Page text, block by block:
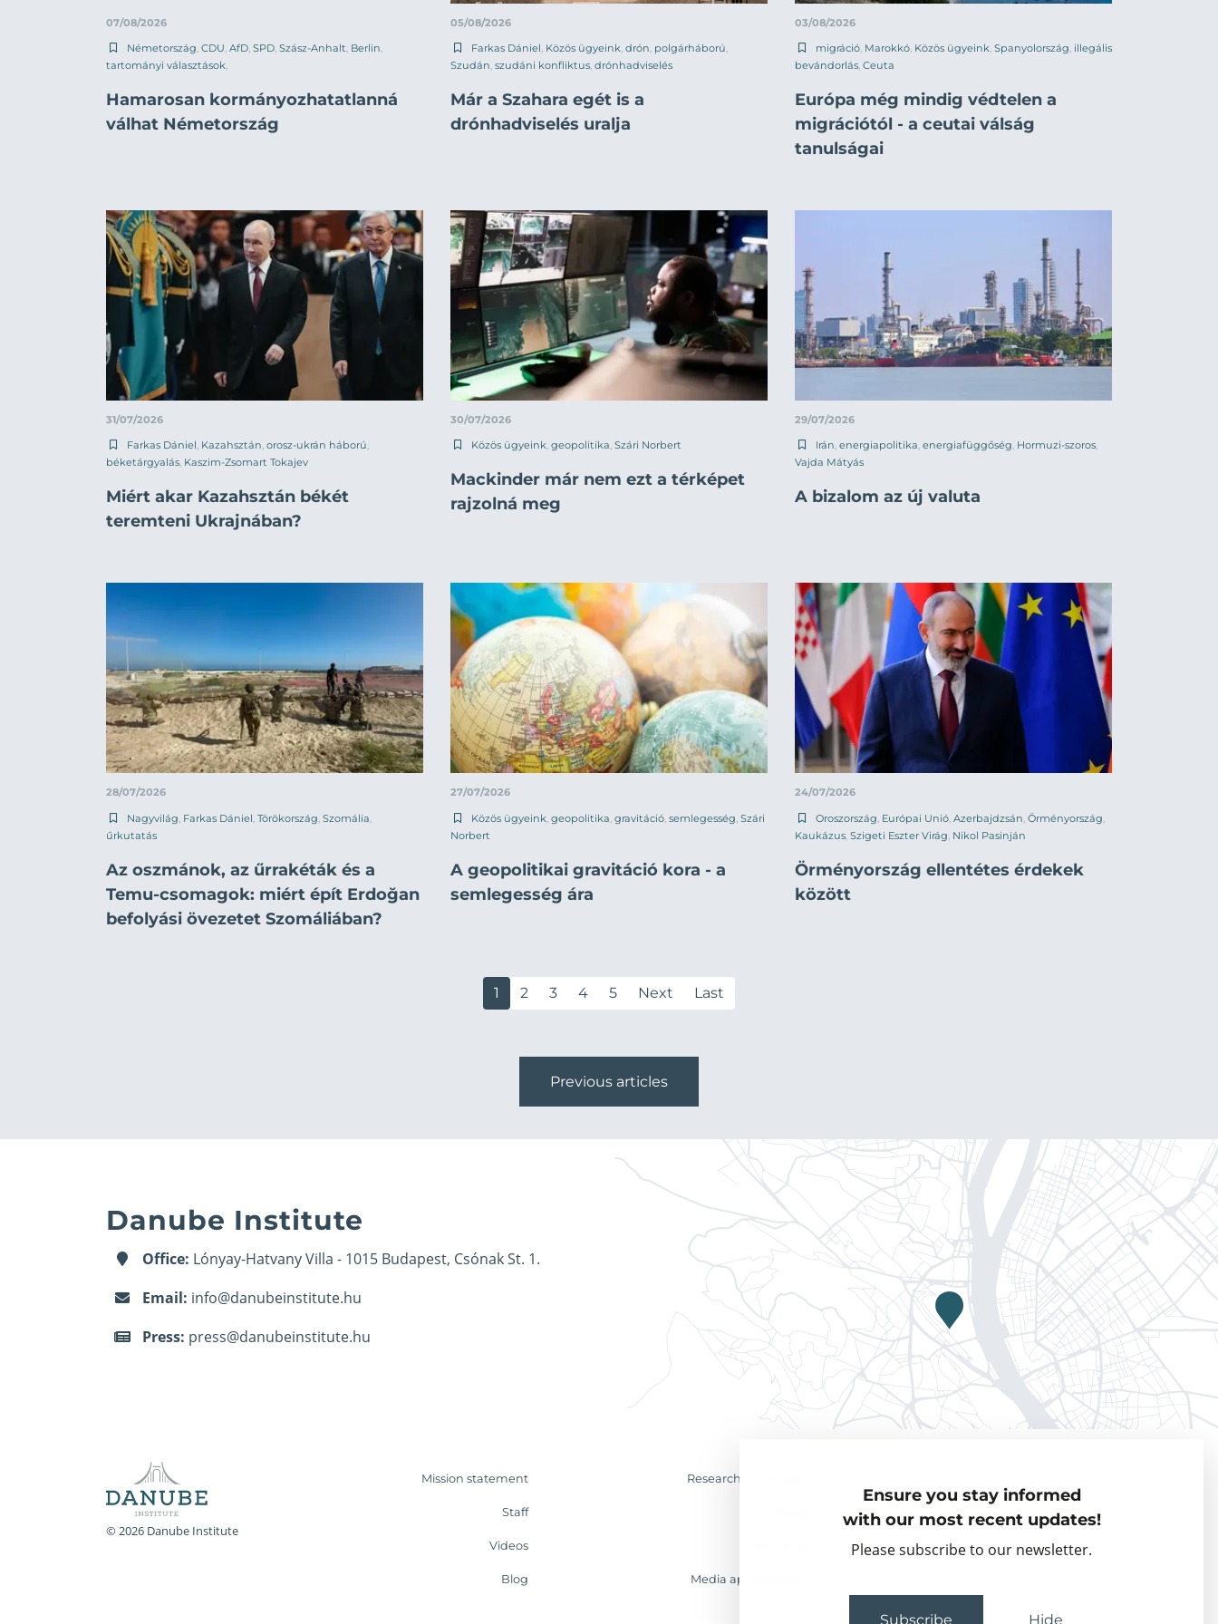
Ensure you stay informed
with our most recent updates!
Please subscribe to our newsletter.
Subscribe Hide
07/08/2026
Németország CDU AfD SPD Szász-Anhalt Berlin
tartományi választások
Hamarosan kormányozhatatlanná
válhat Németország
05/08/2026
Farkas Dániel Közös ügyeink drón polgárháború
Szudán szudáni konfliktus drónhadviselés
Már a Szahara egét is a
drónhadviselés uralja
03/08/2026
migráció Marokkó Közös ügyeink Spanyolország illegális
bevándorlás Ceuta
Európa még mindig védtelen a
migrációtól - a ceutai válság
tanulságai
31/07/2026
Farkas Dániel, Kazahsztán, orosz-ukrán háború,
béketárgyalás, Kaszim-Zsomart Tokajev
Miért akar Kazahsztán békét
teremteni Ukrajnában?
30/07/2026
Közös ügyeink, geopolitika, Szári Norbert
Mackinder már nem ezt a térképet
rajzolná meg
29/07/2026
Irán, energiapolitika, energiafüggőség, Hormuzi-szoros,
Vajda Mátyás
A bizalom az új valuta
28/07/2026
Nagyvilág Farkas Dániel Törökország Szomália
űrkutatás
Az oszmánok, az űrrakéták és a
Temu-csomagok: miért épít Erdoğan
befolyási övezetet Szomáliában?
27/07/2026
Közös ügyeink geopolitika gravitáció semlegesség Szári
Norbert
A geopolitikai gravitáció kora - a
semlegesség ára
24/07/2026
Oroszország Európai Unió Azerbajdzsán Örményország
Kaukázus Szigeti Eszter Virág Nikol Pasinján
Örményország ellentétes érdekek
között
1 2 3 4 5 Next Last
Previous articles
Danube Institute
Office: Lónyay-Hatvany Villa - 1015 Budapest, Csónak St. 1.
Email: info@danubeinstitute.hu
Press: press@danubeinstitute.hu
© 2026 Danube Institute
Mission statement Research & Analyses
Staff Visiting Fellows
Videos Partner organisations
Blog Media appearances